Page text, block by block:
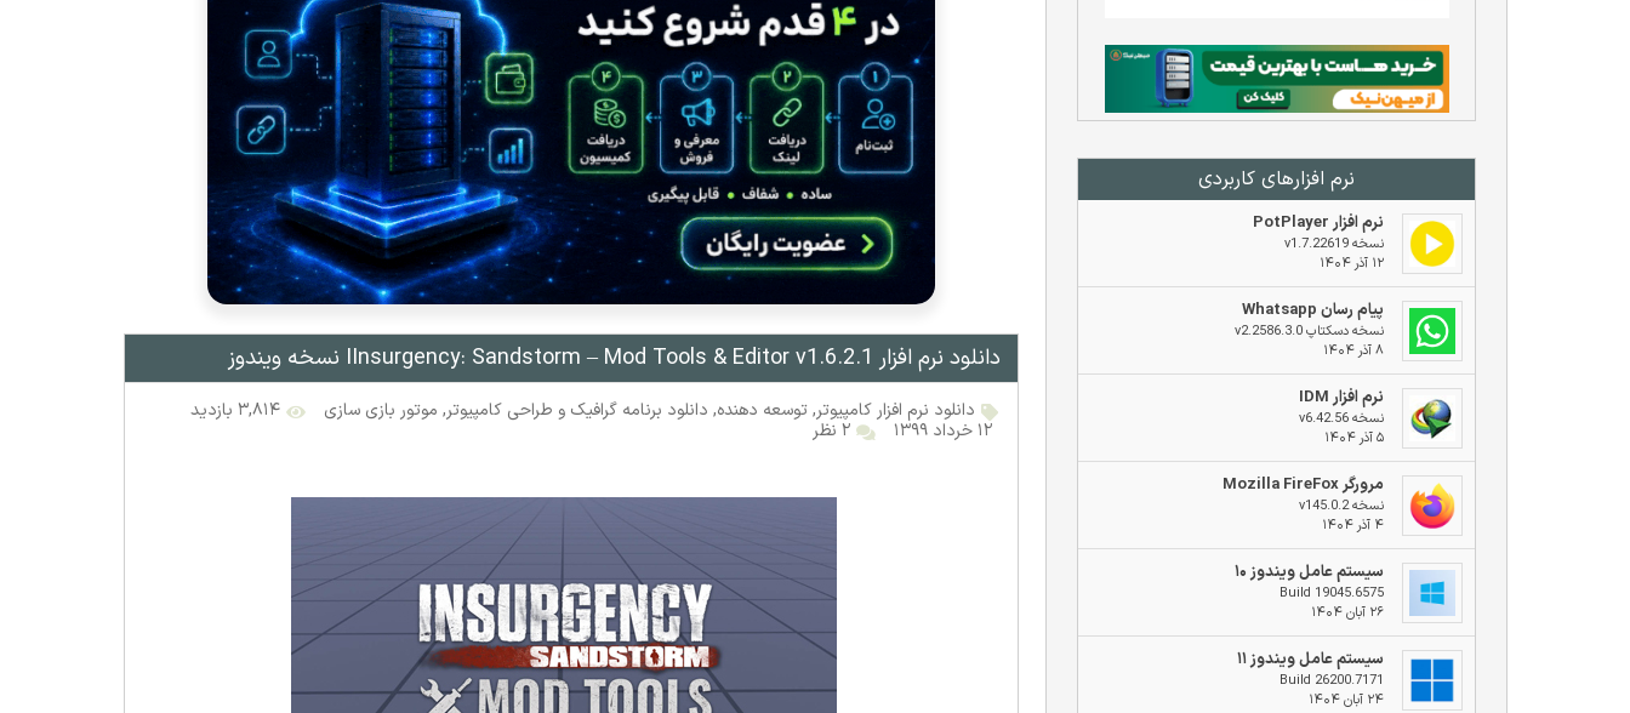
نرم افزار‌های کاربردی
نرم افزار PotPlayer
نسخه v1.7.22619
۱۲ آذر ۱۴۰۴
پیام رسان Whatsapp
نسخه دسکتاپ v2.2586.3.0
۸ آذر ۱۴۰۴
نرم افزار IDM
نسخه v6.42.56
۵ آذر ۱۴۰۴
مرورگر Mozilla FireFox
نسخه v145.0.2
۴ آذر ۱۴۰۴
سیستم عامل ویندوز ۱۰
Build 19045.6575
۲۶ آبان ۱۴۰۴
سیستم عامل ویندوز ۱۱
Build 26200.7171
۲۴ آبان ۱۴۰۴
دانلود نرم افزار IInsurgency: Sandstorm – Mod Tools & Editor v1.6.2.1 نسخه ویندوز
دانلود نرم افزار کامپیوتر,توسعه دهنده, دانلود برنامه گرافیک و طراحی کامپیوتر, موتور بازی سازی
۳,۸۱۴ بازدید
۱۲ خرداد ۱۳۹۹
۲ نظر